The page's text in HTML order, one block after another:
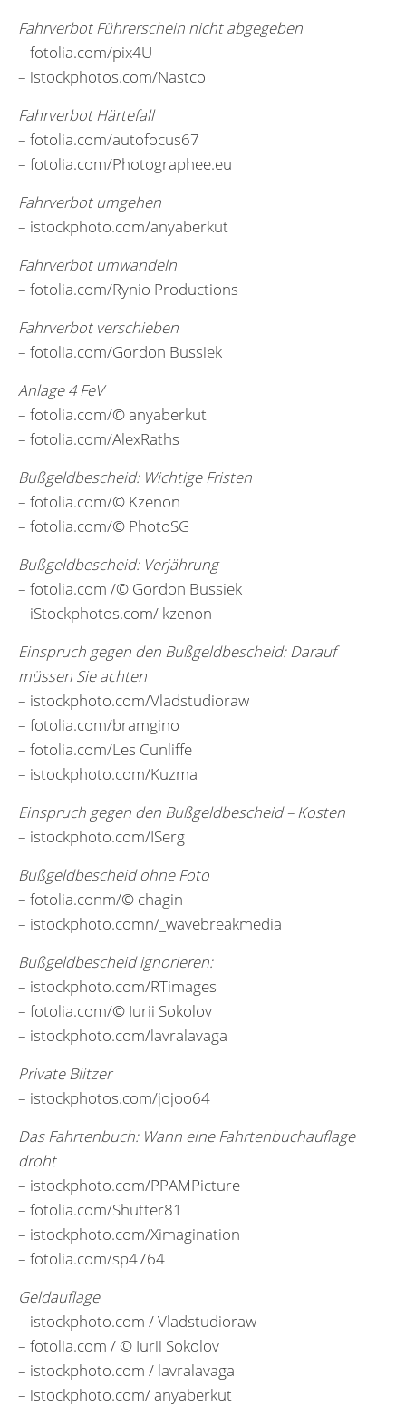
Fahrverbot Führerschein nicht abgegeben
– fotolia.com/pix4U
– istockphotos.com/Nastco
Fahrverbot Härtefall
– fotolia.com/autofocus67
– fotolia.com/Photographee.eu
Fahrverbot umgehen
– istockphoto.com/anyaberkut
Fahrverbot umwandeln
– fotolia.com/Rynio Productions
Fahrverbot verschieben
– fotolia.com/Gordon Bussiek
Anlage 4 FeV
– fotolia.com/© anyaberkut
– fotolia.com/AlexRaths
Bußgeldbescheid: Wichtige Fristen
– fotolia.com/© Kzenon
– fotolia.com/© PhotoSG
Bußgeldbescheid: Verjährung
– fotolia.com /© Gordon Bussiek
– iStockphotos.com/ kzenon
Einspruch gegen den Bußgeldbescheid: Darauf
müssen Sie achten
– istockphoto.com/Vladstudioraw
– fotolia.com/bramgino
– fotolia.com/Les Cunliffe
– istockphoto.com/Kuzma
Einspruch gegen den Bußgeldbescheid – Kosten
– istockphoto.com/ISerg
Bußgeldbescheid ohne Foto
– fotolia.conm/© chagin
– istockphoto.comn/_wavebreakmedia
Bußgeldbescheid ignorieren:
– istockphoto.com/RTimages
– fotolia.com/© Iurii Sokolov
– istockphoto.com/lavralavaga
Private Blitzer
– istockphotos.com/jojoo64
Das Fahrtenbuch: Wann eine Fahrtenbuchauflage
droht
– istockphoto.com/PPAMPicture
– fotolia.com/Shutter81
– istockphoto.com/Ximagination
– fotolia.com/sp4764
Geldauflage
– istockphoto.com / Vladstudioraw
– fotolia.com / © Iurii Sokolov
– istockphoto.com / lavralavaga
– istockphoto.com/ anyaberkut